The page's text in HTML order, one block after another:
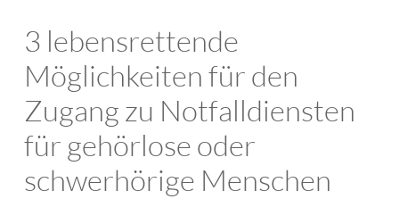
3 lebensrettende
Möglichkeiten für den
Zugang zu Notfalldiensten
für gehörlose oder
schwerhörige Menschen